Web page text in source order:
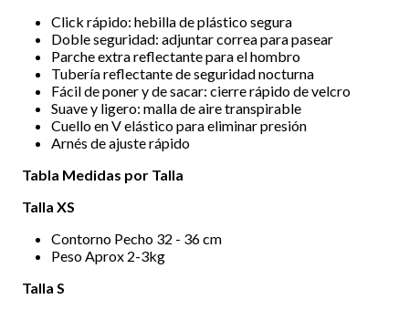
Click rápido: hebilla de plástico segura
Doble seguridad: adjuntar correa para pasear
Parche extra reflectante para el hombro
Tubería reflectante de seguridad nocturna
Fácil de poner y de sacar: cierre rápido de velcro
Suave y ligero: malla de aire transpirable
Cuello en V elástico para eliminar presión
Arnés de ajuste rápido
Tabla Medidas por Talla
Talla XS
Contorno Pecho 32 - 36 cm
Peso Aprox 2-3kg
Talla S